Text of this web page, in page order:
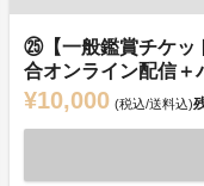
㉕【一般鑑賞チケッ
合オンライン配信＋
¥10,000 (税込/送料込)